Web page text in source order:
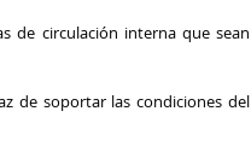
de circulación interna que sean
de soportar las condiciones del